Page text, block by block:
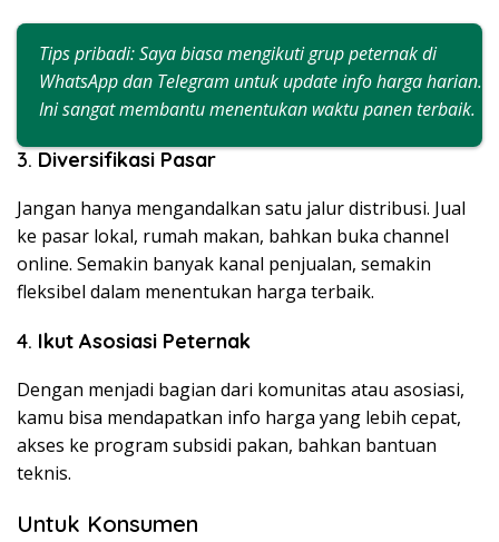
Tips pribadi: Saya biasa mengikuti grup peternak di
WhatsApp dan Telegram untuk update info harga harian.
Ini sangat membantu menentukan waktu panen terbaik.
3. Diversifikasi Pasar
Jangan hanya mengandalkan satu jalur distribusi. Jual
ke pasar lokal, rumah makan, bahkan buka channel
online. Semakin banyak kanal penjualan, semakin
fleksibel dalam menentukan harga terbaik.
4. Ikut Asosiasi Peternak
Dengan menjadi bagian dari komunitas atau asosiasi,
kamu bisa mendapatkan info harga yang lebih cepat,
akses ke program subsidi pakan, bahkan bantuan
teknis.
Untuk Konsumen